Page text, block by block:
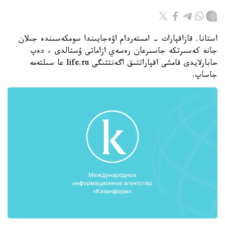
استانا. قازاقپارات - امستەردام اۋەجايىندا سومكەسىندە جىلان
جانە كەسىرتكە جاسىرعان رەسەي ازاماتى ۇستالدى ، دەپ
حابارلايدى قامشى اقپاراتتىق اگەنتتىگى life.ru عا سىلتەمە
جاساپ.